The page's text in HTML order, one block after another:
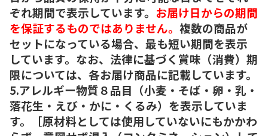
ぞれ期間で表示しています。 お届け日からの期間
を保証するものではありません。 複数の商品が
セットになっている場合、最も短い期間を表示
しています。なお、法律に基づく賞味（消費）期
限については、各お届け商品に記載しています。
5.アレルギー物質８品目（小麦・そば・卵・乳・
落花生・えび・かに・くるみ）を表示していま
す。［原材料としては使用していないにもかかわ